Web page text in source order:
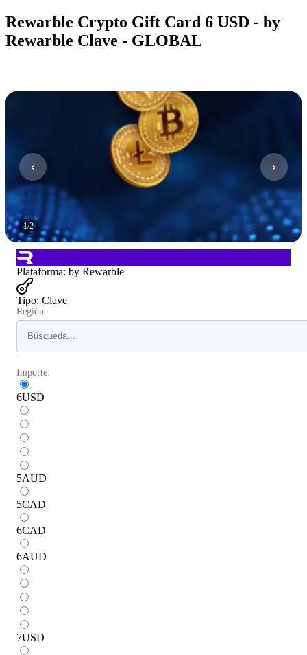
Rewarble Crypto Gift Card 6 USD - by
Rewarble Clave - GLOBAL
1/2
Plataforma: by Rewarble
Tipo: Clave
Región:
Importe:
6USD
5AUD
5CAD
6CAD
6AUD
7USD